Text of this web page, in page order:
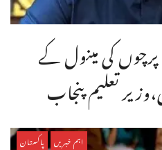
کی مینول کے
تعلیم پنجاب
اہم خبریں پاکستان